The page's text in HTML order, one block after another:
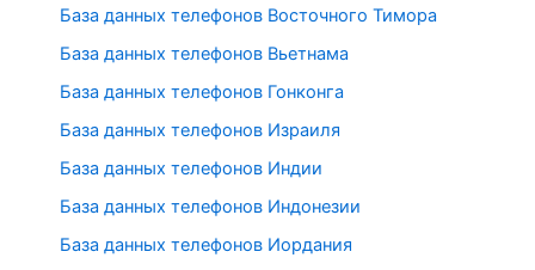
База данных телефонов Восточного Тимора
База данных телефонов Вьетнама
База данных телефонов Гонконга
База данных телефонов Израиля
База данных телефонов Индии
База данных телефонов Индонезии
База данных телефонов Иордания